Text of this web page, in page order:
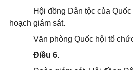
Hội đồng Dân tộc của
hoạch giám sát.
Văn phòng Quốc hội tổ
Điều 6.